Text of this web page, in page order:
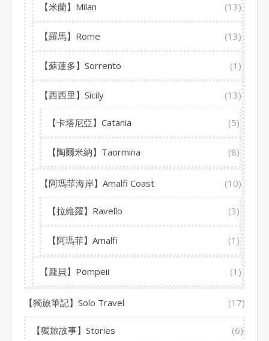
【米蘭】Milan (13)
【羅馬】Rome (13)
【蘇蓮多】Sorrento (1)
【西西里】Sicily (13)
【卡塔尼亞】Catania (5)
【陶爾米納】Taormina (8)
【阿瑪菲海岸】Amalfi Coast (10)
【拉維羅】Ravello (3)
【阿瑪菲】Amalfi (1)
【龐貝】Pompeii (1)
【獨旅筆記】Solo Travel (17)
【獨旅故事】Stories (6)